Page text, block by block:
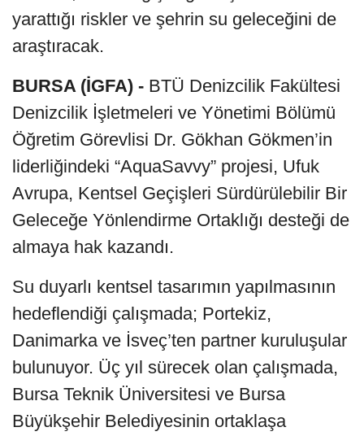
yarattığı riskler ve şehrin su geleceğini de
araştıracak.
BURSA (İGFA) - BTÜ Denizcilik Fakültesi
Denizcilik İşletmeleri ve Yönetimi Bölümü
Öğretim Görevlisi Dr. Gökhan Gökmen’in
liderliğindeki “AquaSavvy” projesi, Ufuk
Avrupa, Kentsel Geçişleri Sürdürülebilir Bir
Geleceğe Yönlendirme Ortaklığı desteği de
almaya hak kazandı.
Su duyarlı kentsel tasarımın yapılmasının
hedeflendiği çalışmada; Portekiz,
Danimarka ve İsveç’ten partner kuruluşular
bulunuyor. Üç yıl sürecek olan çalışmada,
Bursa Teknik Üniversitesi ve Bursa
Büyükşehir Belediyesinin ortaklaşa